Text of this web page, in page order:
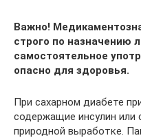
Важно!
строго по назначению
самостоятельное
опасно для здоровья.
При сахарном диабете
содержащие инсулин или
природной выработке.